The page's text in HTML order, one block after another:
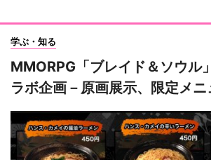
学ぶ・知る
MMORPG「ブレイド＆ソウル
ラボ企画－原画展示、限定メニ